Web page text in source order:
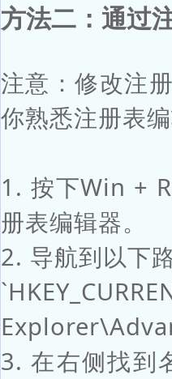
方法二：通过
注意：修改注
你熟悉注册表
1. 按下Win +
册表编辑器。
2. 导航到以下
3. 在右侧找到